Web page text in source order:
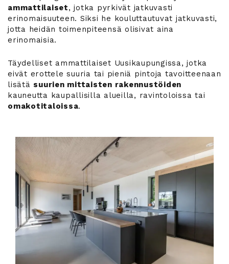
ammattilaiset, jotka pyrkivät jatkuvasti
erinomaisuuteen. Siksi he kouluttautuvat jatkuvasti,
jotta heidän toimenpiteensä olisivat aina
erinomaisia.
Täydelliset ammattilaiset Uusikaupungissa, jotka
eivät erottele suuria tai pieniä pintoja tavoitteenaan
lisätä suurien mittaisten rakennustöiden
kauneutta kaupallisilla alueilla, ravintoloissa tai
omakotitaloissa.